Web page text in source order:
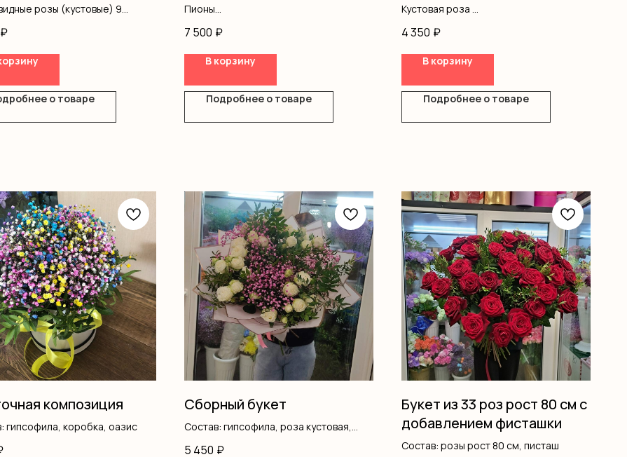
розы (кустовые) 9
4
плёнка прозрачная 1
плёнка матовая 1
₽
о товаре
Пионы
Кустовая роза
Диантус
Писташ
7 500 ₽
В корзину
Подробнее о товаре
Кустовая роза
4 350 ₽
В корзину
Подробнее о товаре
композиция
гипсофила, коробка, оазис
Сборный букет
Состав: гипсофила, роза кустовая,
5 450 ₽
Букет из 33 роз рост 80 см с
добавлением фисташки
Состав: розы рост 80 см, писташ